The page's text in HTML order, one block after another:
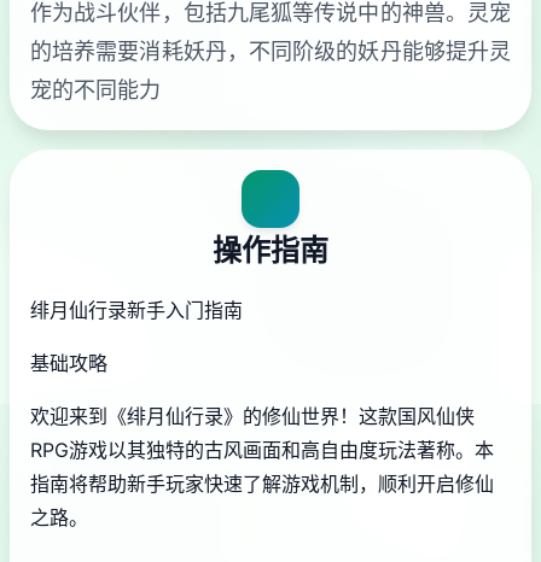
作为战斗伙伴，包括九尾狐等传说中的神兽。灵宠
的培养需要消耗妖丹，不同阶级的妖丹能够提升灵
宠的不同能力
操作指南
绯月仙行录新手入门指南
基础攻略
欢迎来到《绯月仙行录》的修仙世界！这款国风仙侠
RPG游戏以其独特的古风画面和高自由度玩法著称。本
指南将帮助新手玩家快速了解游戏机制，顺利开启修仙
之路。